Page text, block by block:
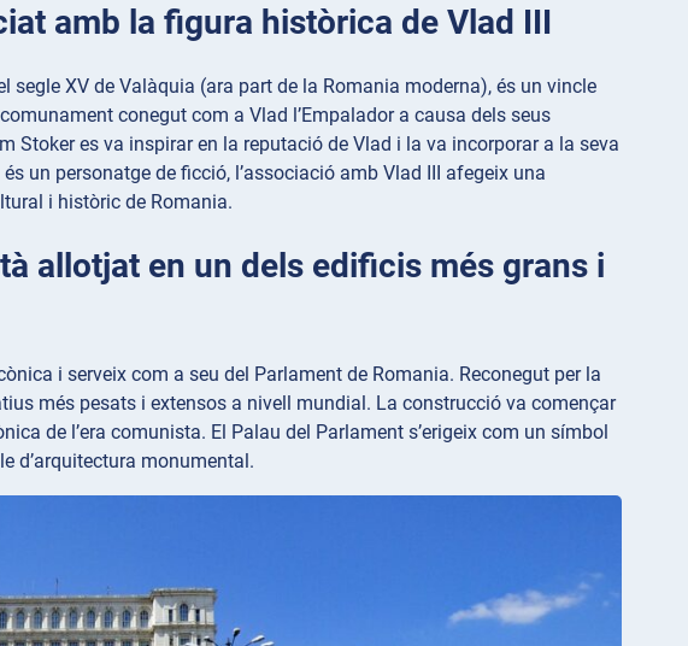
amb la figura històrica de Vlad III
segle XV de Valàquia (ara part de la Romania moderna), és un vincle
conegut com a Vlad l’Empalador a causa dels seus
Stoker es va inspirar en la reputació de Vlad i la va incorporar a la seva
un personatge de ficció, l’associació amb Vlad III afegeix una
i històric de Romania.
allotjat en un dels edificis més grans i
i serveix com a seu del Parlament de Romania. Reconegut per la
més pesats i extensos a nivell mundial. La construcció va començar
de l’era comunista. El Palau del Parlament s’erigeix com un símbol
d’arquitectura monumental.